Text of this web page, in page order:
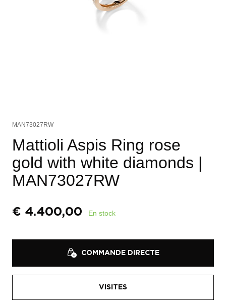
MAN73027RW
Mattioli Aspis Ring rose
gold with white diamonds |
MAN73027RW
€ 4.400,00 En stock
COMMANDE DIRECTE
VISITES